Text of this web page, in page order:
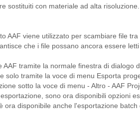
sostituiti con materiale ad alta risoluzione.
AAF viene utilizzato per scambiare file
che i file possano ancora essere
tramite la normale finestra di dialogo
solo tramite la voce di menu Esporta
sotto la voce di menu - Altro - AAF
sono ora disponibili opzioni
ora disponibile anche l'esportazione